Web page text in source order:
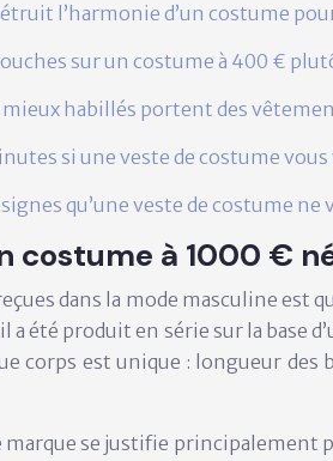
l’harmonie d’un costume
sur un costume à 400 €
habillés portent des
si une veste de costume vous
qu’une veste de costume ne
costume à 1000 €
dans la mode masculine
a été produit en série sur la
corps est unique : longueur
marque se justifie